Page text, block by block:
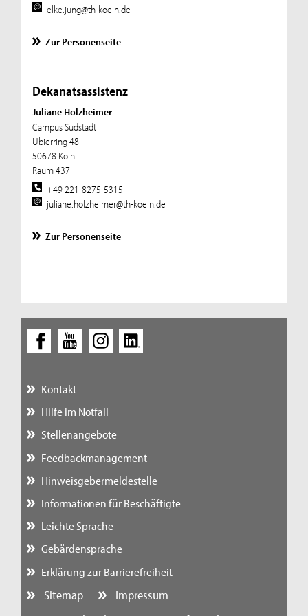
elke.jung@th-koeln.de
Zur Personenseite
Dekanatsassistenz
Juliane Holzheimer
Campus Südstadt
Ubierring 48
50678 Köln
Raum 437
+49 221-8275-5315
juliane.holzheimer@th-koeln.de
Zur Personenseite
Kontakt
Hilfe im Notfall
Stellenangebote
Feedbackmanagement
Hinweisgebermeldestelle
Informationen für Beschäftigte
Leichte Sprache
Gebärdensprache
Erklärung zur Barrierefreiheit
Sitemap
Impressum